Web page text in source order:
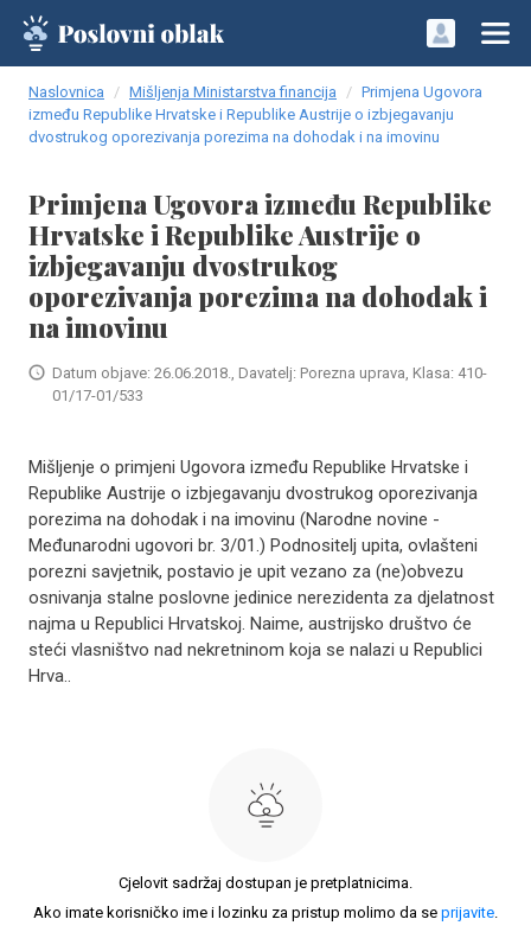
Naslovnica Mišljenja Ministarstva financija
Primjena Ugovora
između Republike Hrvatske i Republike Austrije o izbjegavanju
dvostrukog oporezivanja porezima na dohodak i na imovinu
Primjena Ugovora između Republike
Hrvatske i Republike Austrije o
izbjegavanju dvostrukog
oporezivanja porezima na dohodak i
na imovinu
Datum objave: 26.06.2018., Davatelj: Porezna uprava, Klasa: 410-
01/17-01/533
Mišljenje o primjeni Ugovora između Republike Hrvatske i
Republike Austrije o izbjegavanju dvostrukog oporezivanja
porezima na dohodak i na imovinu (Narodne novine -
Međunarodni ugovori br. 3/01.) Podnositelj upita, ovlašteni
porezni savjetnik, postavio je upit vezano za (ne)obvezu
osnivanja stalne poslovne jedinice nerezidenta za djelatnost
najma u Republici Hrvatskoj. Naime, austrijsko društvo će
steći vlasništvo nad nekretninom koja se nalazi u Republici
Hrva..
Cjelovit sadržaj dostupan je pretplatnicima.
Ako imate korisničko ime i lozinku za pristup molimo da se prijavite.